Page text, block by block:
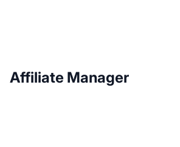
Affiliate Manager